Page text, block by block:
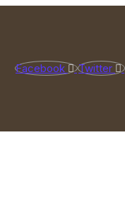
Facebook Twitter